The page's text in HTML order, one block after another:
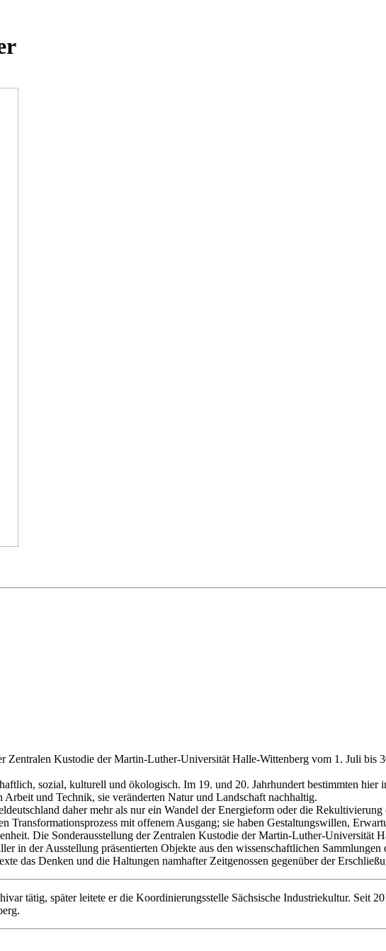
Zentralen Kustodie der Martin-Luther-Universität Halle-Wittenberg vom 1. Juli bis
sozial, kulturell und ökologisch. Im 19. und 20. Jahrhundert bestimmten hier
und Technik, sie veränderten Natur und Landschaft nachhaltig.
daher mehr als nur ein Wandel der Energieform oder die
mit offenem Ausgang; sie haben Gestaltungswillen,
Die Sonderausstellung der Zentralen Kustodie der Martin-Luther-Universität
in der Ausstellung präsentierten Objekte aus den wissenschaftlichen
das Denken und die Haltungen namhafter Zeitgenossen gegenüber der
tätig, später leitete er die Koordinierungsstelle Sächsische Industriekultur. Seit